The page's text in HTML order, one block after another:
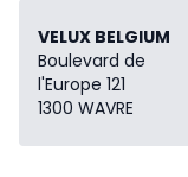
VELUX BELGIUM
Boulevard de
l'Europe 121
1300 WAVRE